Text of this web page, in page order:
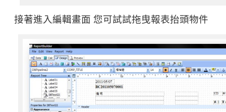
接著進入編輯畫面 您可試試拖曳報表抬頭物件